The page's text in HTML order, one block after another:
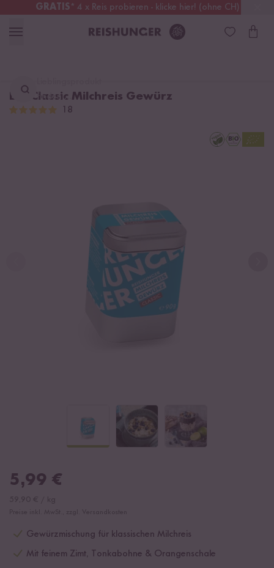
GRATIS* 4 x Reis probieren - klicke hier! (ohne CH)
Österreich Kostenloser Versand
finden ...
Bio Classic Milchreis Gewürz
18
5,99 €
Gewürzmischung für klassischen Milchreis
Mit feinem Zimt, Tonkabohne & Orangenschale